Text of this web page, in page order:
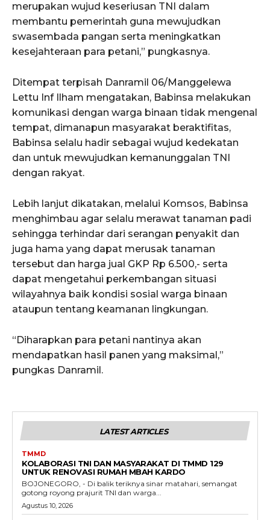
merupakan wujud keseriusan TNI dalam
membantu pemerintah guna mewujudkan
swasembada pangan serta meningkatkan
kesejahteraan para petani,” pungkasnya.
Ditempat terpisah Danramil 06/Manggelewa
Lettu Inf Ilham mengatakan, Babinsa melakukan
komunikasi dengan warga binaan tidak mengenal
tempat, dimanapun masyarakat beraktifitas,
Babinsa selalu hadir sebagai wujud kedekatan
dan untuk mewujudkan kemanunggalan TNI
dengan rakyat.
Lebih lanjut dikatakan, melalui Komsos, Babinsa
menghimbau agar selalu merawat tanaman padi
sehingga terhindar dari serangan penyakit dan
juga hama yang dapat merusak tanaman
tersebut dan harga jual GKP Rp 6.500,- serta
dapat mengetahui perkembangan situasi
wilayahnya baik kondisi sosial warga binaan
ataupun tentang keamanan lingkungan.
“Diharapkan para petani nantinya akan
mendapatkan hasil panen yang maksimal,”
pungkas Danramil.
LATEST ARTICLES
TMMD
KOLABORASI TNI DAN MASYARAKAT DI TMMD 129
UNTUK RENOVASI RUMAH MBAH KARDO
BOJONEGORO, - Di balik teriknya sinar matahari, semangat
gotong royong prajurit TNI dan warga...
Agustus 10, 2026